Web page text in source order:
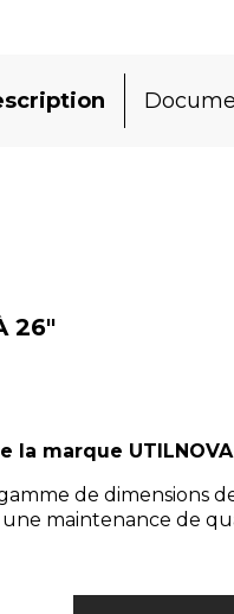
26"
la marque
de dimensions
maintenance de